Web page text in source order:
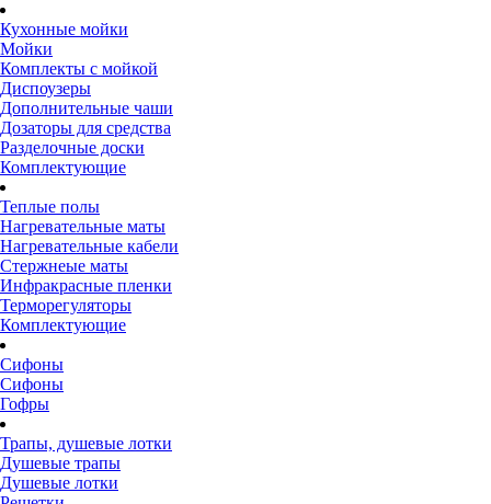
Кухонные мойки
Мойки
Комплекты с мойкой
Диспоузеры
Дополнительные чаши
Дозаторы для средства
Разделочные доски
Комплектующие
Теплые полы
Нагревательные маты
Нагревательные кабели
Стержнеые маты
Инфракрасные пленки
Терморегуляторы
Комплектующие
Сифоны
Сифоны
Гофры
Трапы, душевые лотки
Душевые трапы
Душевые лотки